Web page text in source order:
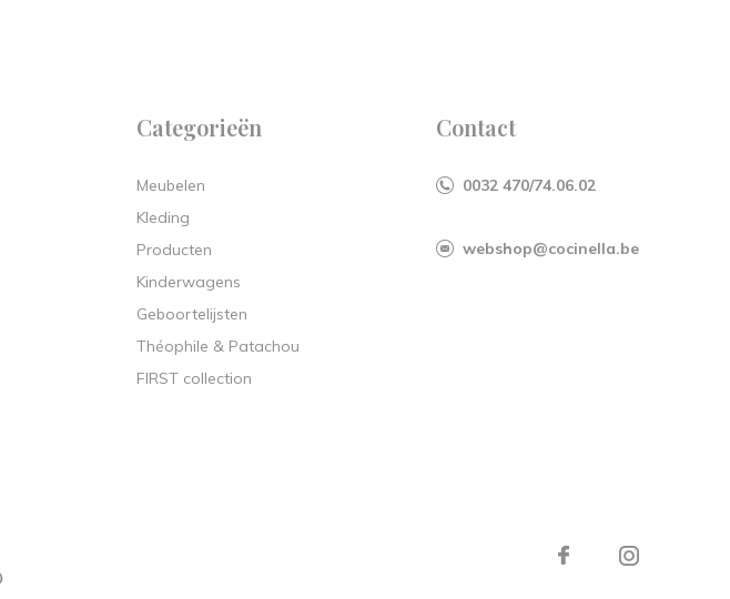
Categorieën
Meubelen
Kleding
Producten
Kinderwagens
Geboortelijsten
Théophile & Patachou
FIRST collection
Contact
0032 470/74.06.02
webshop@cocinella.be